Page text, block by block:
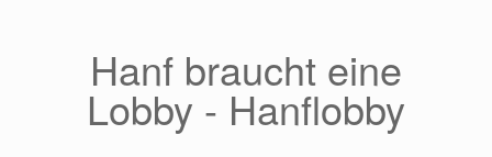
Hanf braucht eine
Lobby - Hanflobby